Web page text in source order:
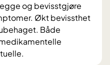
og bevisstgjøre
Økt bevissthet
Både